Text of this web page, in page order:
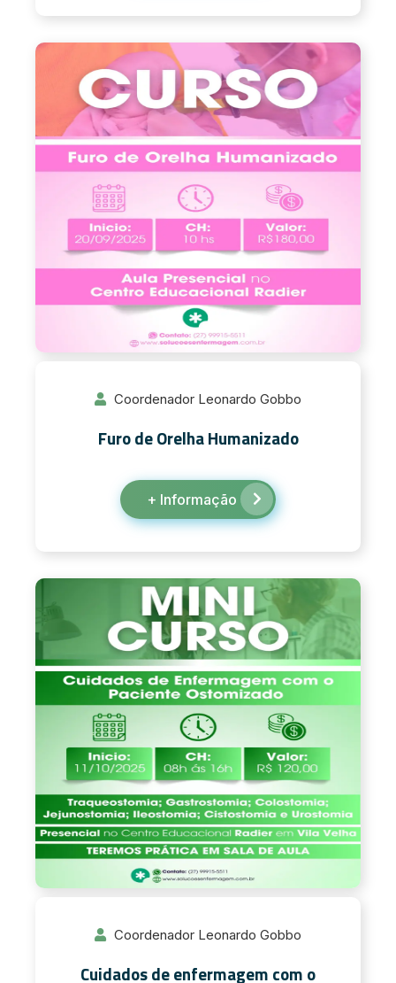
Coordenador Leonardo Gobbo
Furo de Orelha Humanizado
+ Informação
Coordenador Leonardo Gobbo
Cuidados de enfermagem com o